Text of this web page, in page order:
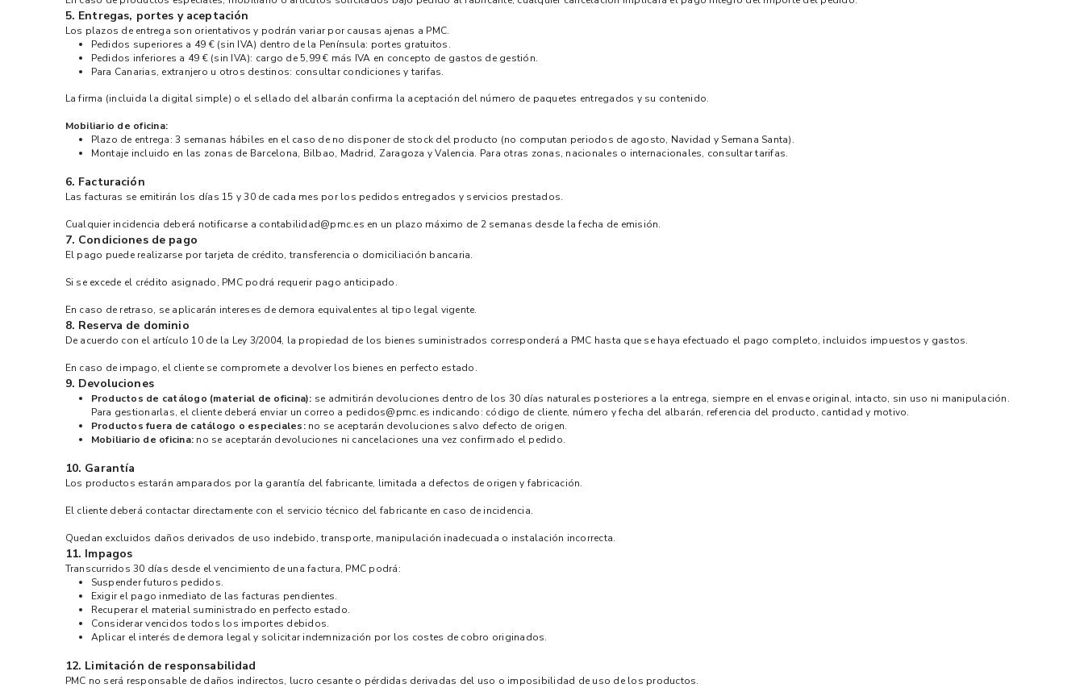
5. Entregas, portes y aceptación
Los plazos de entrega son orientativos y podrán variar por causas ajenas a PMC.
Pedidos superiores a 49 € (sin IVA) dentro de la Península: portes gratuitos.
Pedidos inferiores a 49 € (sin IVA): cargo de 5,99 € más IVA en concepto de gastos de gestión.
Para Canarias, extranjero u otros destinos: consultar condiciones y tarifas.
La firma (incluida la digital simple) o el sellado del albarán confirma la aceptación del número de paquetes entregados y su contenido.
Mobiliario de oficina:
Plazo de entrega: 3 semanas hábiles en el caso de no disponer de stock del producto (no computan periodos de agosto, Navidad y Semana Santa).
Montaje incluido en las zonas de Barcelona, Bilbao, Madrid, Zaragoza y Valencia. Para otras zonas, nacionales o internacionales, consultar tarifas.
6. Facturación
Las facturas se emitirán los días 15 y 30 de cada mes por los pedidos entregados y servicios prestados.
Cualquier incidencia deberá notificarse a contabilidad@pmc.es en un plazo máximo de 2 semanas desde la fecha de emisión.
7. Condiciones de pago
El pago puede realizarse por tarjeta de crédito, transferencia o domiciliación bancaria.
Si se excede el crédito asignado, PMC podrá requerir pago anticipado.
En caso de retraso, se aplicarán intereses de demora equivalentes al tipo legal vigente.
8. Reserva de dominio
De acuerdo con el artículo 10 de la Ley 3/2004, la propiedad de los bienes suministrados corresponderá a PMC hasta que se haya efectuado el pago completo, incluidos impuestos y gastos.
En caso de impago, el cliente se compromete a devolver los bienes en perfecto estado.
9. Devoluciones
Productos de catálogo (material de oficina): se admitirán devoluciones dentro de los 30 días naturales posteriores a la entrega, siempre en el envase original, intacto, sin uso ni manipulación.
Para gestionarlas, el cliente deberá enviar un correo a pedidos@pmc.es indicando: código de cliente, número y fecha del albarán, referencia del producto, cantidad y motivo.
Productos fuera de catálogo o especiales:no se aceptarán devoluciones salvo defecto de origen.
Mobiliario de oficina: no se aceptarán devoluciones ni cancelaciones una vez confirmado el pedido.
10. Garantía
Los productos estarán amparados por la garantía del fabricante, limitada a defectos de origen y fabricación.
El cliente deberá contactar directamente con el servicio técnico del fabricante en caso de incidencia.
Quedan excluidos daños derivados de uso indebido, transporte, manipulación inadecuada o instalación incorrecta.
11. Impagos
Transcurridos 30 días desde el vencimiento de una factura, PMC podrá:
Suspender futuros pedidos.
Exigir el pago inmediato de las facturas pendientes.
Recuperar el material suministrado en perfecto estado.
Considerar vencidos todos los importes debidos.
Aplicar el interés de demora legal y solicitar indemnización por los costes de cobro originados.
12. Limitación de responsabilidad
PMC no será responsable de daños indirectos, lucro cesante o pérdidas derivadas del uso o imposibilidad de uso de los productos.